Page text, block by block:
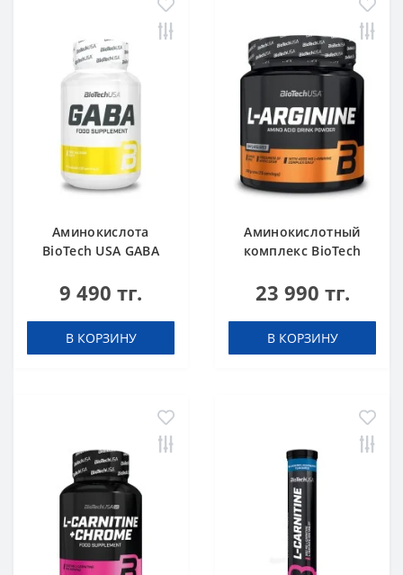
Аминокислота
BioTech USA GABA
капсул
9 490 тг.
В КОРЗИНУ
Аминокислотный
комплекс BioTech
unflavoured 300 g
23 990 тг.
В КОРЗИНУ